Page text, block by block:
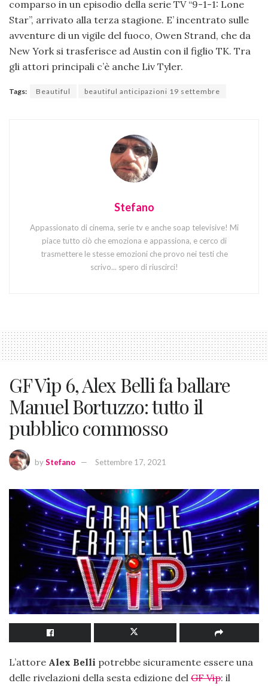
comparso in un episodio della serie TV “9-1-1: Lone
Star”, arrivato alla terza stagione. E’ incentrato sulle
avventure di un vigile del fuoco, Owen Strand, che da
New York si trasferisce ad Austin con il figlio TK. Tra
gli attori principali c’è anche Liv Tyler.
Tags: Beautiful beautiful anticipazioni 19 settembre
Stefano
Appassionato di cinema, serie tv e anche soap televisive! Mi
piace tutto ciò che emoziona e appassiona, e cerco di
trasmettere le stesse emozioni che provo nei testi che
scrivo... spero di riuscirci!
GF Vip 6, Alex Belli fa ballare
Manuel Bortuzzo: tutto il
pubblico commosso
byStefano Settembre 17, 2021
L’attore Alex Belli potrebbe sicuramente essere una
delle rivelazioni della sesta edizione del GF Vip: il